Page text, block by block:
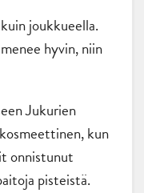
joukkueella.
hyvin, niin
Jukurien
kun
onnistunut
pisteistä.